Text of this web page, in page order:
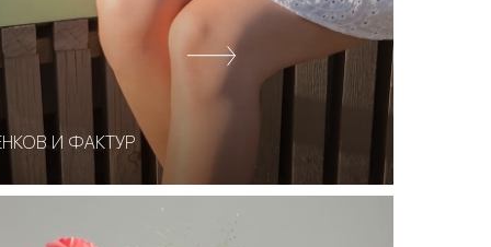
И ФАКТУР